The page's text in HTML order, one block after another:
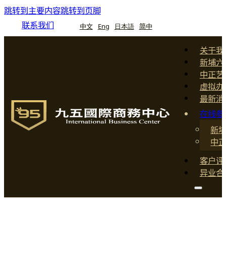
跳转到主要内容跳转到页脚
联系我们
中文 Eng 日本語 简中
关于
新埔
中正
虚拟
最新消
在线参
新
中
客户
异业合